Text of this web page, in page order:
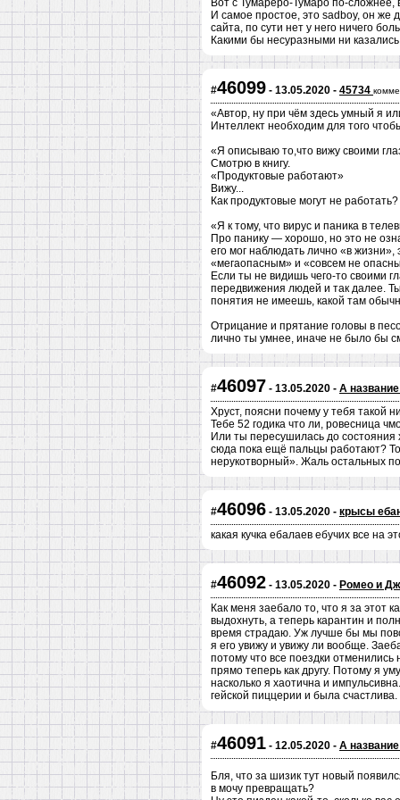
Вот с Тумареро-Тумаро по-сложнее,
И самое простое, это sadboy, он же
сайта, по сути нет у него ничего
Какими бы несуразными ни
#46099 - 13.05.2020 - 45734
«Автор, ну при чём здесь умный я
Интеллект необходим для того
«Я описываю то,что вижу своими
Смотрю в книгу.
«Продуктовые работают»
Вижу...
Как продуктовые могут не
«Я к тому, что вирус и паника в
Про панику — хорошо, но это не
его мог наблюдать лично «в
«мегаопасным» и «совсем не
Если ты не видишь чего-то своими
передвижения людей и так далее.
понятия не имеешь, какой там
Отрицание и прятание головы в
лично ты умнее, иначе не было бы
#46097 - 13.05.2020 - А
Хруст, поясни почему у тебя такой
Тебе 52 годика что ли, ровесница
Или ты пересушилась до состояния
сюда пока ещё пальцы работают?
нерукотворный». Жаль остальных
#46096 - 13.05.2020 - крысы
какая кучка ебалаев ебучих все на
#46092 - 13.05.2020 - Ромео и
Как меня заебало то, что я за этот
выдохнуть, а теперь карантин и
время страдаю. Уж лучше бы мы
я его увижу и увижу ли вообще.
потому что все поездки отменились
прямо теперь как другу. Потому я
насколько я хаотична и
гейской пиццерии и была
#46091 - 12.05.2020 - А
Бля, что за шизик тут новый
в мочу превращать?